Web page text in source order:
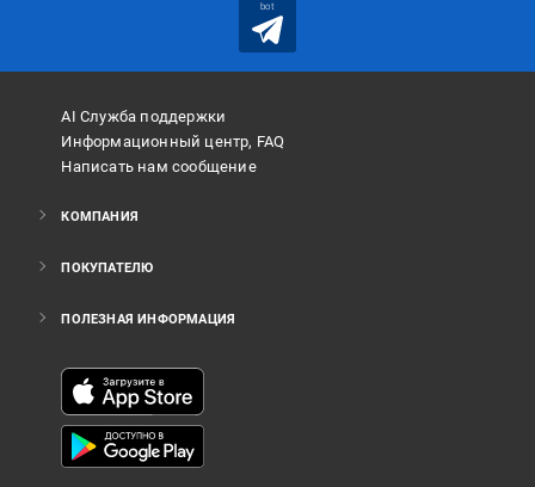
bot
AI Служба поддержки
Информационный центр, FAQ
Написать нам сообщение
КОМПАНИЯ
ПОКУПАТЕЛЮ
ПОЛЕЗНАЯ ИНФОРМАЦИЯ